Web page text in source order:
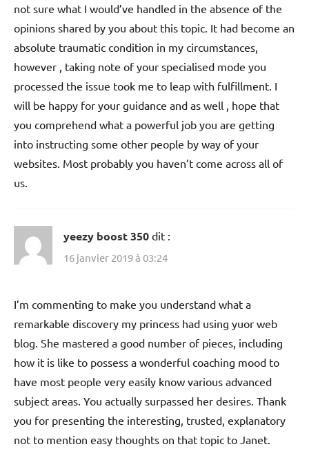
not sure what I would’ve handled in the absence of the
opinions shared by you about this topic. It had become an
absolute traumatic condition in my circumstances,
however , taking note of your specialised mode you
processed the issue took me to leap with fulfillment. I
will be happy for your guidance and as well , hope that
you comprehend what a powerful job you are getting
into instructing some other people by way of your
websites. Most probably you haven’t come across all of
us.
yeezy boost 350 dit :
16 janvier 2019 à 03:24
I’m commenting to make you understand what a
remarkable discovery my princess had using yuor web
blog. She mastered a good number of pieces, including
how it is like to possess a wonderful coaching mood to
have most people very easily know various advanced
subject areas. You actually surpassed her desires. Thank
you for presenting the interesting, trusted, explanatory
not to mention easy thoughts on that topic to Janet.